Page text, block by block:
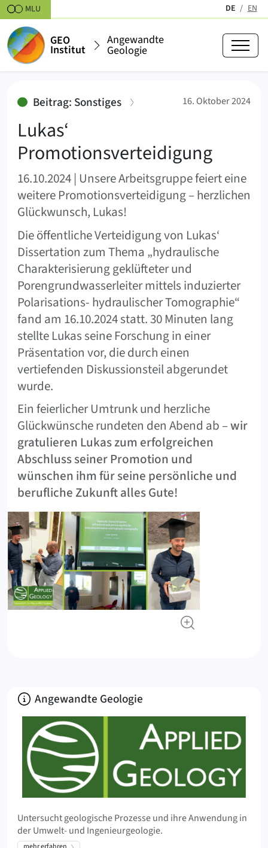
Zum Inhalt springen DE
(aktiv)
EN
MLU
GEO
Institut
Angewandte
Geologie
Lukas‘ Promotionsverteidigung
Beitrag: Sonstiges:
Lukas‘
Promotionsverteidigung
16. Oktober 2024
16.10.2024 | Unsere Arbeitsgruppe feiert eine
weitere Promotionsverteidigung – herzlichen
Glückwunsch, Lukas!
Die öffentliche Verteidigung von Lukas‘
Dissertation zum Thema „hydraulische
Charakterisierung geklüfteter und
Porengrundwasserleiter mittels induzierter
Polarisations- hydraulischer Tomographie“
fand am 16.10.2024 statt. 30 Minuten lang
stellte Lukas seine Forschung in einer
Präsentation vor, die durch einen
vertiefenden Diskussionsteil abgerundet
wurde.
Ein feierlicher Umtrunk und herzliche
Glückwünsche rundeten den Abend ab –wir
gratulieren Lukas zum erfolgreichen
Abschluss seiner Promotion und
wünschen ihm für seine persönliche und
berufliche Zukunft alles Gute!
Über
Angewandte Geologie
Untersucht geologische Prozesse und ihre Anwendung in
der Umwelt- und Ingenieurgeologie.